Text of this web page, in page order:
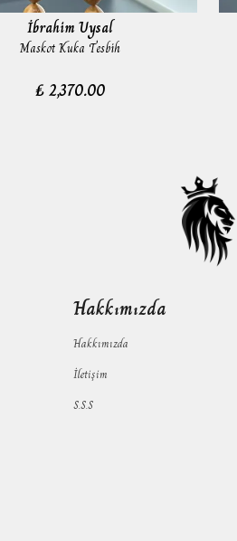
İbrahim Uysal
Maskot Kuka Tesbih
₺ 2,370.00
Hakkımızda
Hakkımızda
İletişim
S.S.S